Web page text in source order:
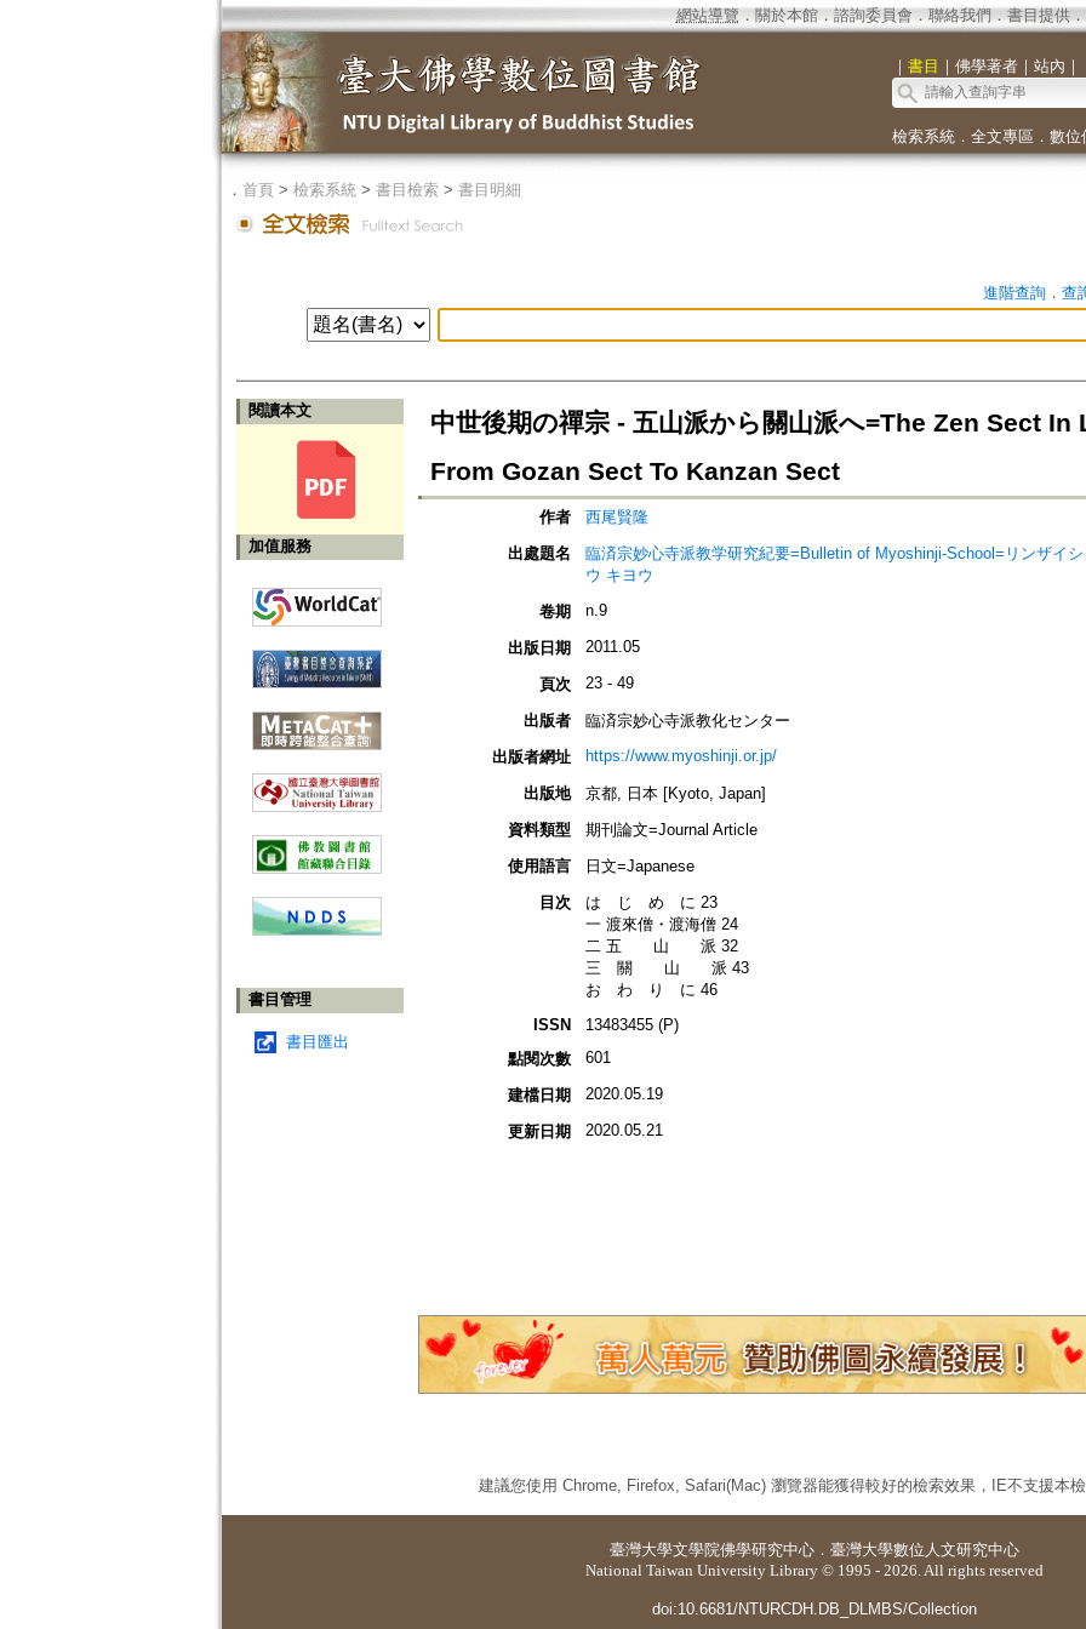
網站導覽 ． 關於本館． 諮詢委員會． 聯絡我們 ． 書目提供．
｜ 書目 ｜ 佛學著者｜ 站內 ｜
檢索系統． 全文專區 ． 數位
． 首頁> 檢索系統> 書目檢索> 書目明細
進階查詢． 查
閱讀本文
加值服務
書目管理
書目匯出
中世後期の禪宗 - 五山派から關山派へ=The Zen Sect
From Gozan Sect To Kanzan Sect
作者
西尾賢隆
出處題名
臨済宗妙心寺派教学研究紀要=Bulletin of Myoshinji-School=リンザイ
ウ キヨウ
卷期
n.9
出版日期 2011.05
頁次 23 - 49
出版者
臨済宗妙心寺派教化センター
出版者網址
https://www.myoshinji.or.jp/
出版地
京都, 日本 [Kyoto, Japan]
資料類型
期刊論文=Journal Article
使用語言
日文=Japanese
目次
は じ め に 23
一 渡來僧・渡海僧 24
二 五 山 派 32
三 關 山 派 43
お わ り に 46
ISSN
13483455 (P)
點閱次數
601
建檔日期 2020.05.19
更新日期 2020.05.21
建議您使用 Chrome, Firefox, Safari(Mac) 瀏覽器能獲得較好的檢索效果，IE不支援本檢
臺灣大學文學院佛學研究中心 ． 臺灣大學數位人文研究中心
National Taiwan University Library © 1995 - 2026. All rights reserved
doi:10.6681/NTURCDH.DB_DLMBS/Collection